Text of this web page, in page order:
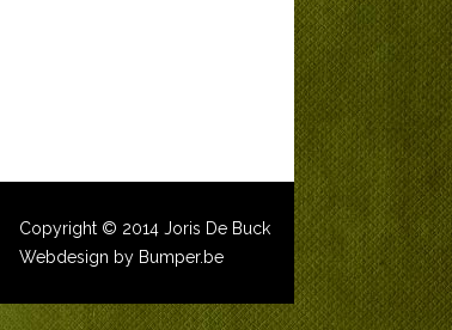
Copyright © 2014 Joris De Buck
Webdesign by Bumper.be